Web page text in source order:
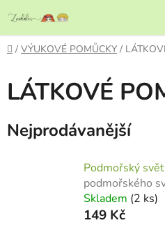
obsah
Domů
/ VÝUKOVÉ POMŮCKY /
LÁTKOVÉ
Nejprodávanější
Podmořský svět
podmořského
Skladem (2 ks)
149 Kč